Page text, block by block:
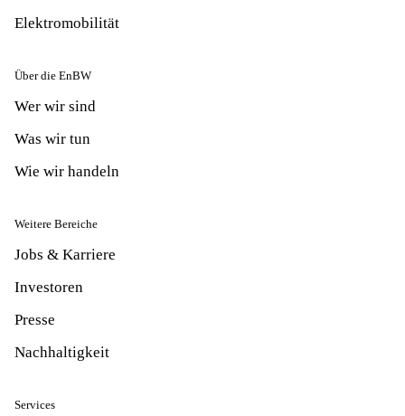
Elektromobilität
Über die EnBW
Wer wir sind
Was wir tun
Wie wir handeln
Weitere Bereiche
Jobs & Karriere
Investoren
Presse
Nachhaltigkeit
Services